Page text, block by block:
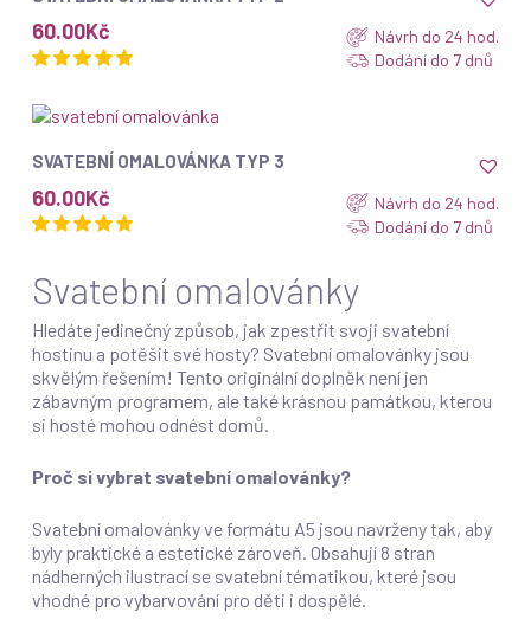
60.00Kč
Návrh do 24 hod.
Dodání do 7 dnů
ZOBRAZIT
SVATEBNÍ OMALOVÁNKA TYP 3
60.00Kč
Návrh do 24 hod.
Dodání do 7 dnů
Svatební omalovánky
Hledáte jedinečný způsob, jak zpestřit svoji svatební
hostinu a potěšit své hosty? Svatební omalovánky jsou
skvělým řešením! Tento originální doplněk není jen
zábavným programem, ale také krásnou památkou, kterou
si hosté mohou odnést domů.
Proč si vybrat svatební omalovánky?
Svatební omalovánky ve formátu A5 jsou navrženy tak, aby
byly praktické a estetické zároveň. Obsahují 8 stran
nádherných ilustrací se svatební tématikou, které jsou
vhodné pro vybarvování pro děti i dospělé.